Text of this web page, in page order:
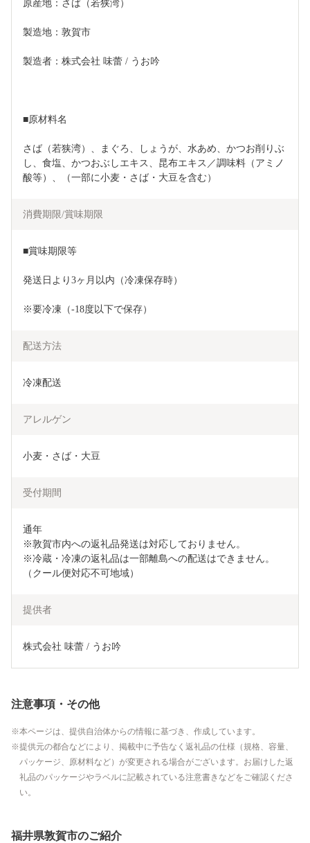
原産地：さば（若狭湾）
製造地：敦賀市
製造者：株式会社 味蕾 / うお吟
■原材料名
さば（若狭湾）、まぐろ、しょうが、水あめ、かつお削りぶ
し、食塩、かつおぶしエキス、昆布エキス／調味料（アミノ
酸等）、（一部に小麦・さば・大豆を含む）
消費期限/賞味期限
■賞味期限等
発送日より3ヶ月以内（冷凍保存時）
※要冷凍（-18度以下で保存）
配送方法
冷凍配送
アレルゲン
小麦・さば・大豆
受付期間
通年
※敦賀市内への返礼品発送は対応しておりません。
※冷蔵・冷凍の返礼品は一部離島への配送はできません。
（クール便対応不可地域）
提供者
株式会社 味蕾 / うお吟
注意事項・その他
本ページは、提供自治体からの情報に基づき、作成しています。
提供元の都合などにより、掲載中に予告なく返礼品の仕様（規格、容量、
パッケージ、原材料など）が変更される場合がございます。お届けした返
礼品のパッケージやラベルに記載されている注意書きなどをご確認くださ
い。
福井県敦賀市のご紹介